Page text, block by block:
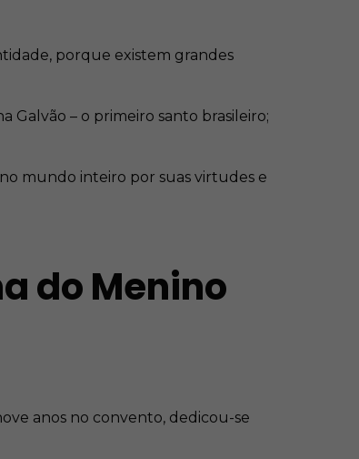
porque existem grandes
Galvão – o primeiro santo brasileiro;
mundo inteiro por suas virtudes e
do Menino
anos no convento, dedicou-se